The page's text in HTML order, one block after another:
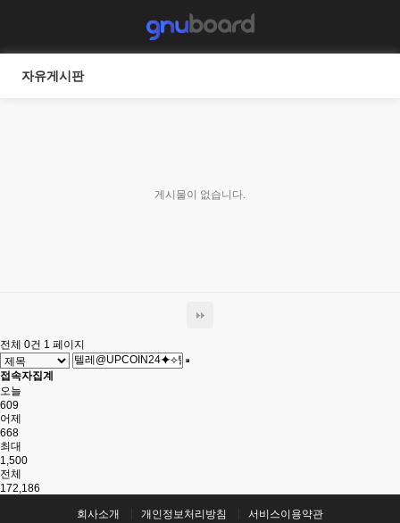
자유게시판
게시물이 없습니다.
전체 0건 1 페이지
접속자집계
오늘
609
어제
668
최대
1,500
전체
172,186
회사소개 개인정보처리방침
서비스이용약관